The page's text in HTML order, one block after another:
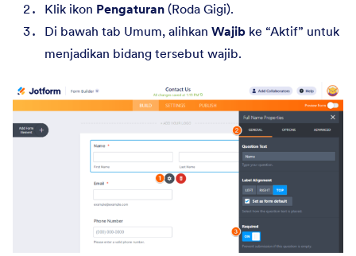
Klik ikon Pengaturan (Roda Gigi).
Di bawah tab Umum, alihkan Wajib ke “Aktif” untuk
menjadikan bidang tersebut wajib.